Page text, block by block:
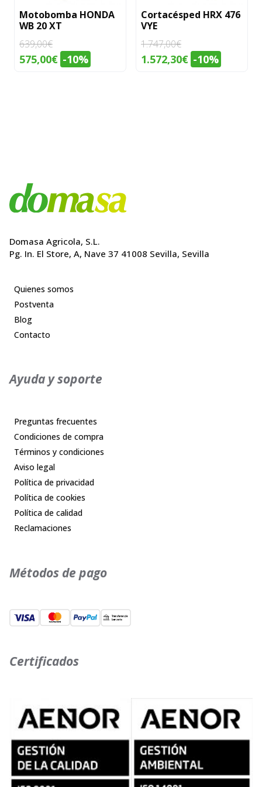
Motobomba HONDA
WB 20 XT
639,00€
El
575,00€El-10%
Cortacésped HRX 476
VYE
1.747,00€
El
1.572,30€El-10%
Domasa Agricola, S.L.
Pg. In. El Store, A, Nave 37 41008 Sevilla, Sevilla
Quienes somos
Postventa
Blog
Contacto
Ayuda y soporte
Preguntas frecuentes
Condiciones de compra
Términos y condiciones
Aviso legal
Política de privacidad
Política de cookies
Política de calidad
Reclamaciones
Métodos de pago
Certificados